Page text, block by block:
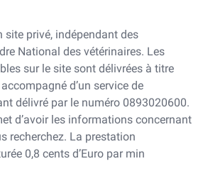
site privé, indépendant des
National des vétérinaires. Les
sur le site sont délivrées à titre
d’un service de
délivré par le numéro 0893020600.
d’avoir les informations concernant
recherchez. La prestation
0,8 cents d’Euro par min